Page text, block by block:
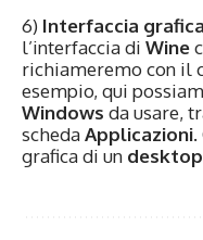
6) Interfaccia grafica
l’interfaccia di Wine
richiameremo con il
esempio, qui
Windows da usare,
schedaApplicazioni
grafica di un